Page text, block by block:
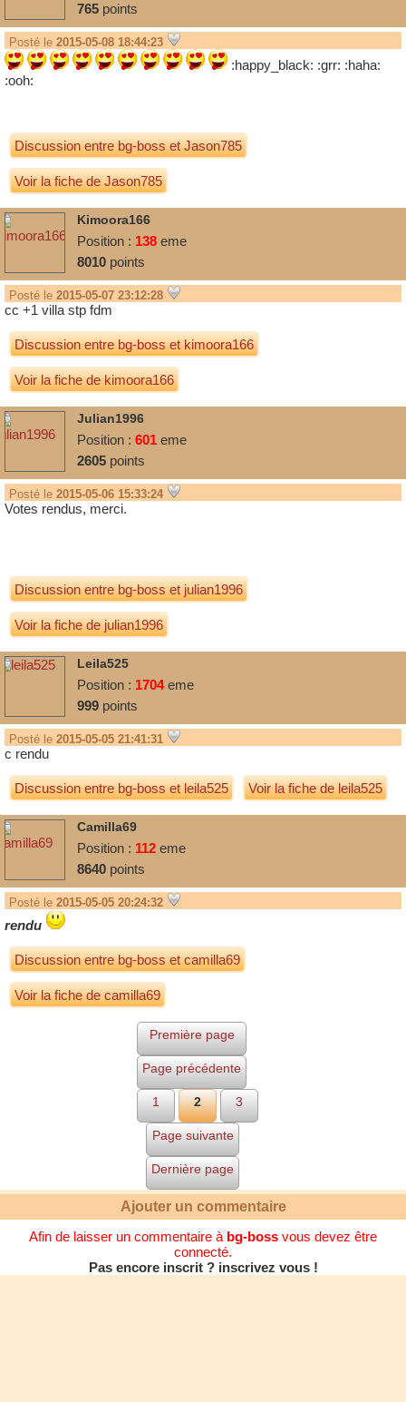
765 points
Posté le 2015-05-08 18:44:23
:happy_black: :grr: :haha:
:ooh:
Discussion entrebg-bossetJason785
Voir la fiche de Jason785
Kimoora166
Position : 138 eme
8010 points
Posté le 2015-05-07 23:12:28
cc +1 villa stp fdm
Discussion entrebg-bossetkimoora166
Voir la fiche de kimoora166
Julian1996
Position : 601 eme
2605 points
Posté le 2015-05-06 15:33:24
Votes rendus, merci.
Discussion entrebg-bossetjulian1996
Voir la fiche de julian1996
Leila525
Position : 1704eme
999 points
Posté le 2015-05-05 21:41:31
c rendu
Discussion entrebg-bossetleila525 Voir la fiche de leila525
Camilla69
Position : 112 eme
8640 points
Posté le 2015-05-05 20:24:32
rendu
Discussion entrebg-bossetcamilla69
Voir la fiche de camilla69
Première page
Page précédente
1 2 3
Page suivante
Dernière page
Ajouter un commentaire
Afin de laisser un commentaire à bg-boss vous devez être
connecté.
Pas encore inscrit ? inscrivez vous !